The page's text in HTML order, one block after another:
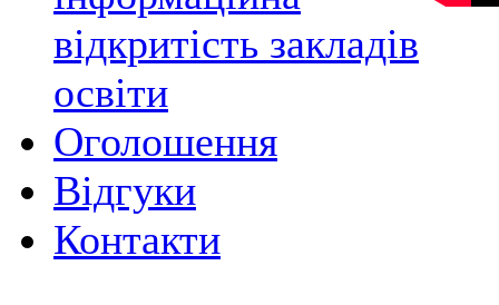
відкритість закладів
освіти
Оголошення
Відгуки
Контакти